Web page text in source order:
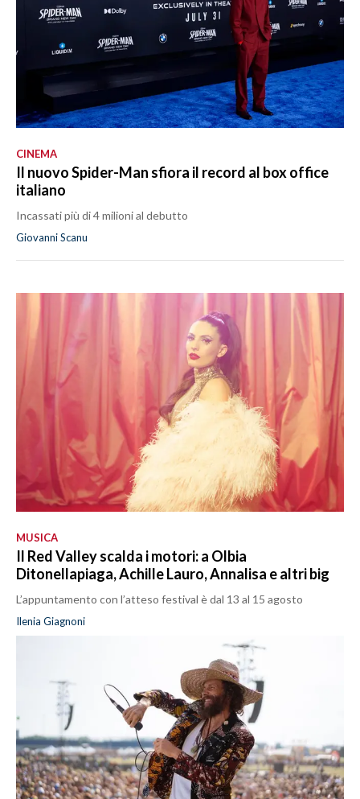
CINEMA
Il nuovo Spider-Man sfiora il record al box office
italiano
Incassati più di 4 milioni al debutto
Giovanni Scanu
MUSICA
Il Red Valley scalda i motori: a Olbia
Ditonellapiaga, Achille Lauro, Annalisa e altri big
L’appuntamento con l’atteso festival è dal 13 al 15 agosto
Ilenia Giagnoni